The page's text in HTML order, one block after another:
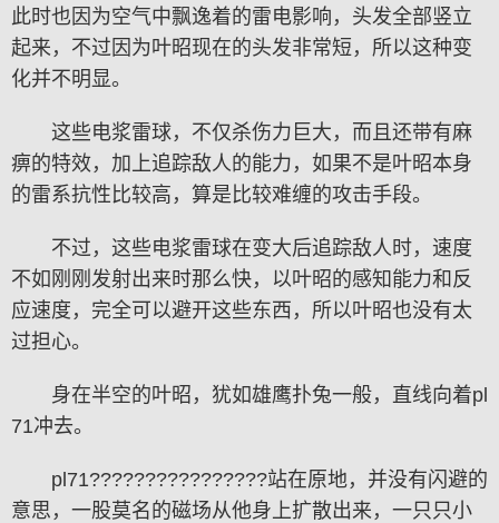
此时也因为空气中飘逸着的雷电影响，头发全部竖立
起来，不过因为叶昭现在的头发非常短，所以这种变
化并不明显。
这些电浆雷球，不仅杀伤力巨大，而且还带有麻
痹的特效，加上追踪敌人的能力，如果不是叶昭本身
的雷系抗性比较高，算是比较难缠的攻击手段。
不过，这些电浆雷球在变大后追踪敌人时，速度
不如刚刚发射出来时那么快，以叶昭的感知能力和反
应速度，完全可以避开这些东西，所以叶昭也没有太
过担心。
身在半空的叶昭，犹如雄鹰扑兔一般，直线向着pl
71冲去。
pl71????????????????站在原地，并没有闪避的
意思，一股莫名的磁场从他身上扩散出来，一只只小